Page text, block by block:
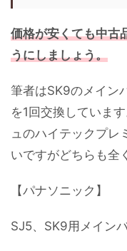
価格が安くても中古
うにしましょう。
筆者はSK9のメイン
を1回交換していま
ュのハイテックプレ
いですがどちらも全
【パナソニック】
SJ5、SK9用メイン